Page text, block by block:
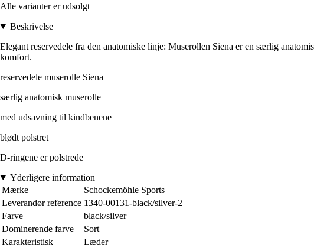
Alle varianter er udsolgt
Beskrivelse
Elegant reservedele fra den anatomiske linje: Muserollen Siena er en særlig
komfort.
reservedele muserolle Siena
særlig anatomisk muserolle
med udsavning til kindbenene
blødt polstret
D-ringene er polstrede
Yderligere information
Mærke
Schockemöhle Sports
Leverandør reference 1340-00131-black/silver-2
Farve
black/silver
Dominerende farve
Sort
Karakteristisk
Læder